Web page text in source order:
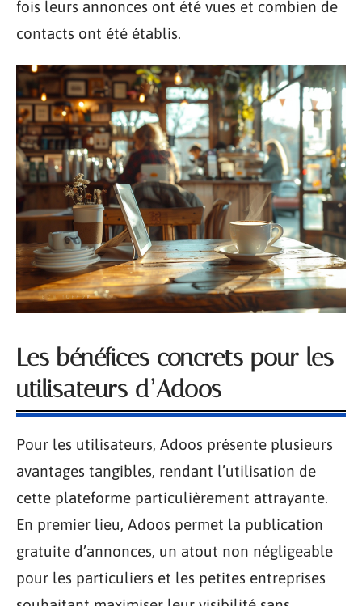
fois leurs annonces ont été vues et combien de
contacts ont été établis.
Les bénéfices concrets pour les
utilisateurs d’Adoos
Pour les utilisateurs, Adoos présente plusieurs
avantages tangibles, rendant l’utilisation de
cette plateforme particulièrement attrayante.
En premier lieu, Adoos permet la publication
gratuite d’annonces, un atout non négligeable
pour les particuliers et les petites entreprises